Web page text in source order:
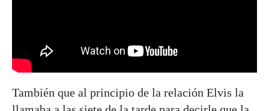
También que al principio de la relación Elvis la